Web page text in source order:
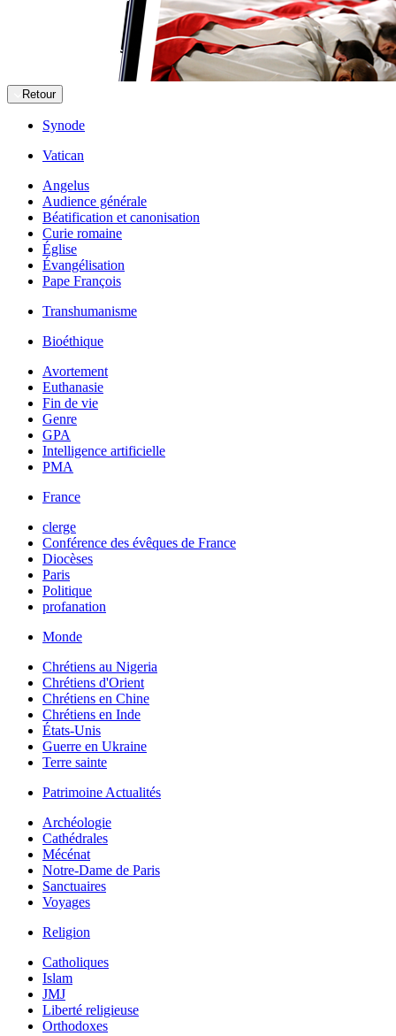
Retour
Synode
Vatican
Angelus
Audience générale
Béatification et canonisation
Curie romaine
Église
Évangélisation
Pape François
Transhumanisme
Bioéthique
Avortement
Euthanasie
Fin de vie
Genre
GPA
Intelligence artificielle
PMA
France
clerge
Conférence des évêques de France
Diocèses
Paris
Politique
profanation
Monde
Chrétiens au Nigeria
Chrétiens d'Orient
Chrétiens en Chine
Chrétiens en Inde
États-Unis
Guerre en Ukraine
Terre sainte
Patrimoine Actualités
Archéologie
Cathédrales
Mécénat
Notre-Dame de Paris
Sanctuaires
Voyages
Religion
Catholiques
Islam
JMJ
Liberté religieuse
Orthodoxes